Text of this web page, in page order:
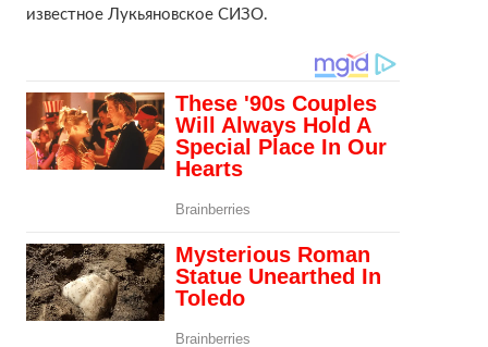
известное Лукьяновское СИЗО.